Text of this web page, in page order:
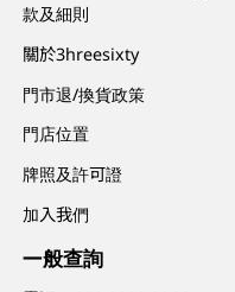
款及細則
關於3hreesixty
門市退/換貨政策
門店位置
牌照及許可證
加入我們
一般查詢